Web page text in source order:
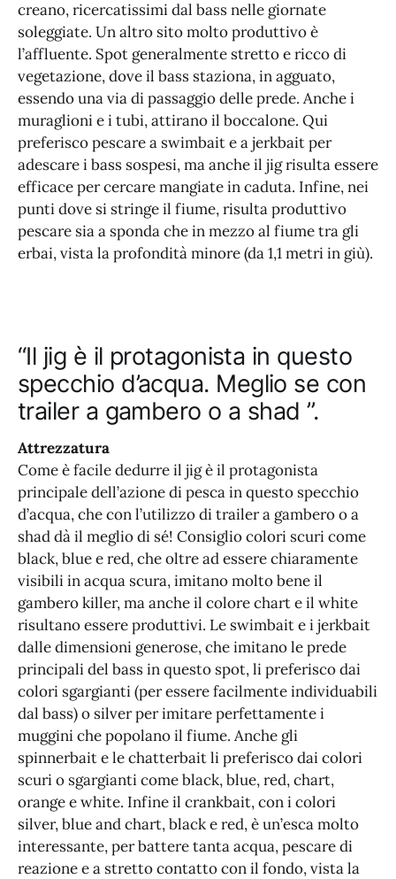
creano, ricercatissimi dal bass nelle giornate
soleggiate. Un altro sito molto produttivo è
l’affluente. Spot generalmente stretto e ricco di
vegetazione, dove il bass staziona, in agguato,
essendo una via di passaggio delle prede. Anche i
muraglioni e i tubi, attirano il boccalone. Qui
preferisco pescare a swimbait e a jerkbait per
adescare i bass sospesi, ma anche il jig risulta essere
efficace per cercare mangiate in caduta. Infine, nei
punti dove si stringe il fiume, risulta produttivo
pescare sia a sponda che in mezzo al fiume tra gli
erbai, vista la profondità minore (da 1,1 metri in giù).
“Il jig è il protagonista in questo
specchio d’acqua. Meglio se con
trailer a gambero o a shad ”.
Attrezzatura
Come è facile dedurre il jig è il protagonista
principale dell’azione di pesca in questo specchio
d’acqua, che con l’utilizzo di trailer a gambero o a
shad dà il meglio di sé! Consiglio colori scuri come
black, blue e red, che oltre ad essere chiaramente
visibili in acqua scura, imitano molto bene il
gambero killer, ma anche il colore chart e il white
risultano essere produttivi. Le swimbait e i jerkbait
dalle dimensioni generose, che imitano le prede
principali del bass in questo spot, li preferisco dai
colori sgargianti (per essere facilmente individuabili
dal bass) o silver per imitare perfettamente i
muggini che popolano il fiume. Anche gli
spinnerbait e le chatterbait li preferisco dai colori
scuri o sgargianti come black, blue, red, chart,
orange e white. Infine il crankbait, con i colori
silver, blue and chart, black e red, è un’esca molto
interessante, per battere tanta acqua, pescare di
reazione e a stretto contatto con il fondo, vista la